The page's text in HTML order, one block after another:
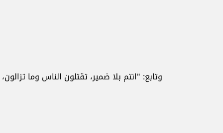
وتابع: "انتم بلا ضمير، تقتلون الناس وما